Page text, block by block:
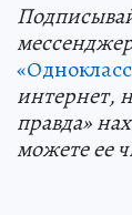
Подпи
интернет,
правда»
можете ее